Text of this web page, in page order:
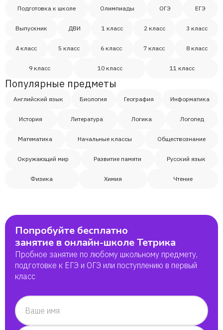
Подготовка к школе Олимпиады ОГЭ ЕГЭ
Выпускник ДВИ 1 класс 2 класс 3 класс
4 класс 5 класс 6 класс 7 класс 8 класс
9 класс 10 класс 11 класс
Популярные предметы
Английский язык Биология География Информатика
История Литература Логика Логопед
Математика Начальные классы Обществознание
Окружающий мир Развитие памяти Русский язык
Физика Химия Чтение
Попробуйте бесплатно
занятие в онлайн-школе Тетрика
Пробное занятие по любому школьному предмету,
подготовке к ЕГЭ и ОГЭ или поступлению в первый
класс
Ваше имя